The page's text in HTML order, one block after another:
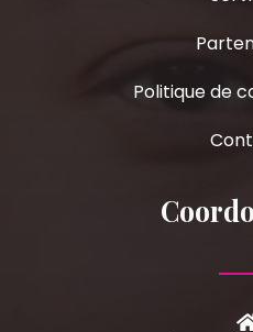
Politique de